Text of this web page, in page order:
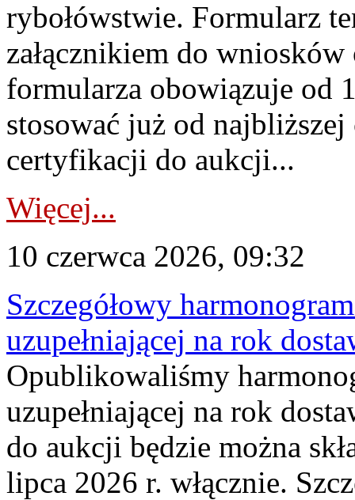
rybołówstwie. Formularz
załącznikiem do
formularza obowiązuje od
stosować już od
certyfikacji do aukcji...
Więcej...
10 czerwca 2026, 09:32
Szczegółowy
uzupełniającej na rok
Opublikowaliśmy
uzupełniającej na rok
do aukcji będzie można
lipca 2026 r. włącznie.